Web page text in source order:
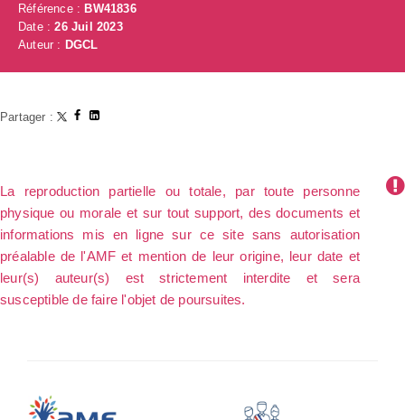
Référence :BW41836
Date :26 Juil 2023
Auteur : DGCL
Partager :
La reproduction partielle ou totale, par toute personne
physique ou morale et sur tout support, des documents et
informations mis en ligne sur ce site sans autorisation
préalable de l'AMF et mention de leur origine, leur date et
leur(s) auteur(s) est strictement interdite et sera
susceptible de faire l'objet de poursuites.